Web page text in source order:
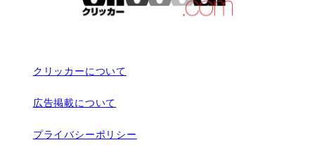
クリッカーについて
広告掲載について
プライバシーポリシー